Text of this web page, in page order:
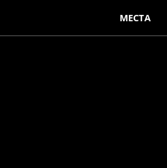
МЕСТА